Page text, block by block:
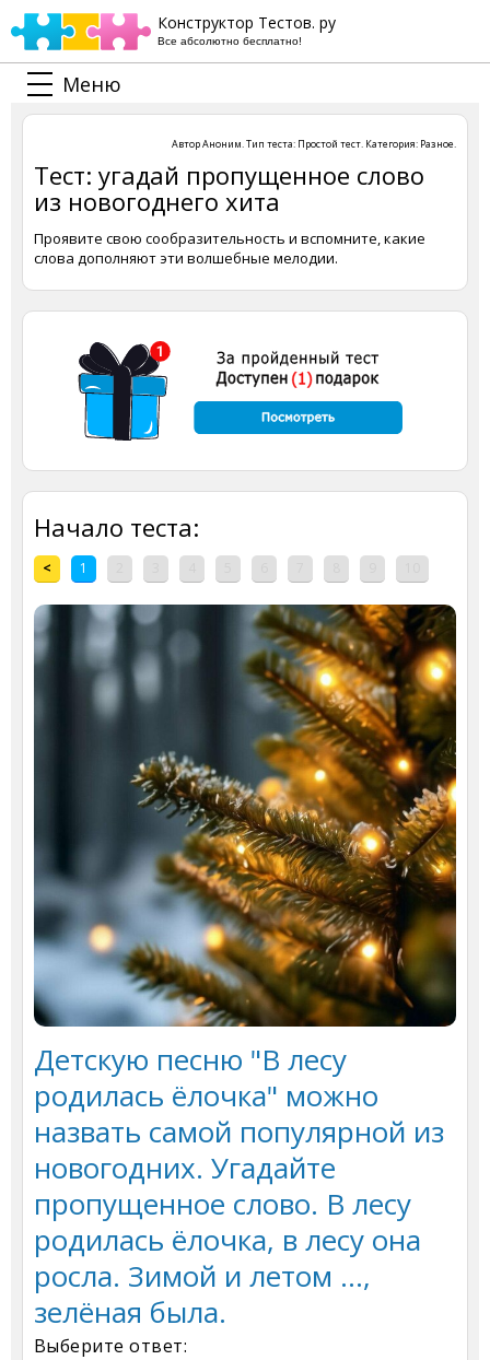
Конструктор Тестов. ру
Все абсолютно бесплатно!
Меню
АвторАноним. Тип теста: Простой тест. Категория: Разное.
Тест: угадай пропущенное слово
из новогоднего хита
Проявите свою сообразительность и вспомните, какие
слова дополняют эти волшебные мелодии.
Начало теста:
< 1
Детскую песню "В лесу
родилась ёлочка" можно
назвать самой популярной из
новогодних. Угадайте
пропущенное слово. В лесу
родилась ёлочка, в лесу она
росла. Зимой и летом …,
зелёная была.
Выберите ответ: